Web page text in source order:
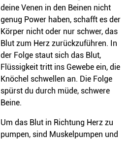
deine Venen in den Beinen nicht
genug Power haben, schafft es der
Körper nicht oder nur schwer, das
Blut zum Herz zurückzuführen. In
der Folge staut sich das Blut,
Flüssigkeit tritt ins Gewebe ein, die
Knöchel schwellen an. Die Folge
spürst du durch müde, schwere
Beine.
Um das Blut in Richtung Herz zu
pumpen, sind Muskelpumpen und